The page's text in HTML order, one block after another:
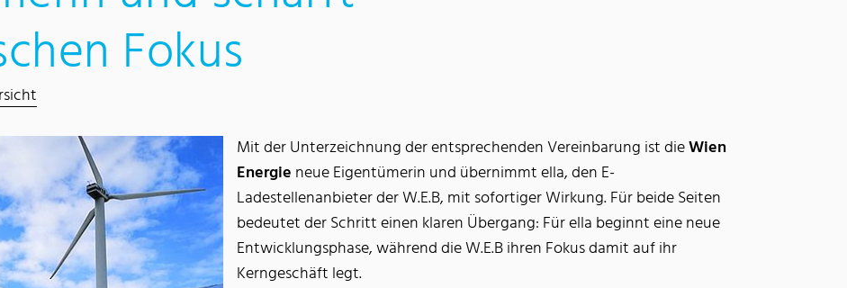
Fokus
Mit der Unterzeichnung der entsprechenden Vereinbarung ist dieWien
Energie neue Eigentümerin und übernimmt ella, den E-
Ladestellenanbieter der W.E.B, mit sofortiger Wirkung. Für beide Seiten
bedeutet der Schritt einen klaren Übergang: Für ella beginnt eine neue
Entwicklungsphase, während die W.E.B ihren Fokus damit auf ihr
Kerngeschäft legt.